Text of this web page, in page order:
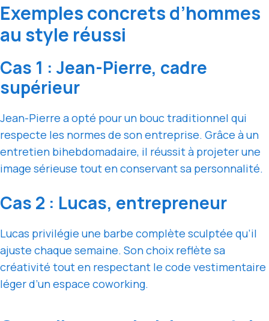
Exemples concrets d’hommes
au style réussi
Cas 1 : Jean-Pierre, cadre
supérieur
Jean-Pierre a opté pour un bouc traditionnel qui
respecte les normes de son entreprise. Grâce à un
entretien bihebdomadaire, il réussit à projeter une
image sérieuse tout en conservant sa personnalité.
Cas 2 : Lucas, entrepreneur
Lucas privilégie une barbe complète sculptée qu’il
ajuste chaque semaine. Son choix reflète sa
créativité tout en respectant le code vestimentaire
léger d’un espace coworking.